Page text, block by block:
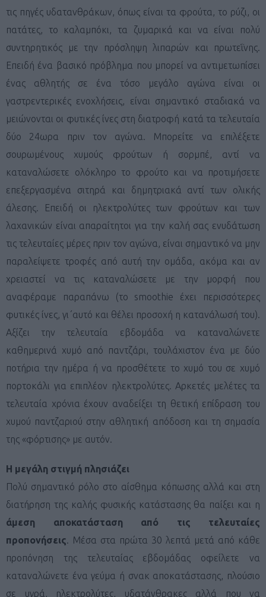
τις πηγές υδατανθράκων, όπως είναι τα φρούτα, το ρύζι, οι
πατάτες, το καλαμπόκι, τα ζυμαρικά και να είναι πολύ
συντηρητικός με την πρόσληψη λιπαρών και πρωτεΐνης.
Επειδή ένα βασικό πρόβλημα που μπορεί να αντιμετωπίσει
ένας αθλητής σε ένα τόσο μεγάλο αγώνα είναι οι
γαστρεντερικές ενοχλήσεις, είναι σημαντικό σταδιακά να
μειώνονται οι φυτικές ίνες στη διατροφή κατά τα τελευταία
δύο 24ωρα πριν τον αγώνα. Μπορείτε να επιλέξετε
σουρωμένους χυμούς φρούτων ή σορμπέ, αντί να
καταναλώσετε ολόκληρο το φρούτο και να προτιμήσετε
επεξεργασμένα σιτηρά και δημητριακά αντί των ολικής
άλεσης. Επειδή οι ηλεκτρολύτες των φρούτων και των
λαχανικών είναι απαραίτητοι για την καλή σας ενυδάτωση
τις τελευταίες μέρες πριν τον αγώνα, είναι σημαντικό να μην
παραλείψετε τροφές από αυτή την ομάδα, ακόμα και αν
χρειαστεί να τις καταναλώσετε με την μορφή που
αναφέραμε παραπάνω (το smoothie έχει περισσότερες
φυτικές ίνες, γι΄αυτό και θέλει προσοχή η κατανάλωσή του).
Αξίζει την τελευταία εβδομάδα να καταναλώνετε
καθημερινά χυμό από παντζάρι, τουλάχιστον ένα με δύο
ποτήρια την ημέρα ή να προσθέτετε το χυμό του σε χυμό
πορτοκάλι για επιπλέον ηλεκτρολύτες. Αρκετές μελέτες τα
τελευταία χρόνια έχουν αναδείξει τη θετική επίδραση του
χυμού παντζαριού στην αθλητική απόδοση και τη σημασία
της «φόρτισης» με αυτόν.
Η μεγάλη στιγμή πλησιάζει
Πολύ σημαντικό ρόλο στο αίσθημα κόπωσης αλλά και στη
διατήρηση της καλής φυσικής κατάστασης θα παίξει και η
άμεση αποκατάσταση από τις τελευταίες
προπονήσεις. Μέσα στα πρώτα 30 λεπτά μετά από κάθε
προπόνηση της τελευταίας εβδομάδας οφείλετε να
καταναλώνετε ένα γεύμα ή σνακ αποκατάστασης, πλούσιο
σε υγρά, ηλεκτρολύτες, υδατάνθρακες αλλά που να